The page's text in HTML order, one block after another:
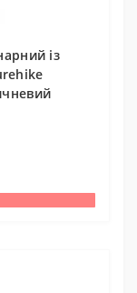
із